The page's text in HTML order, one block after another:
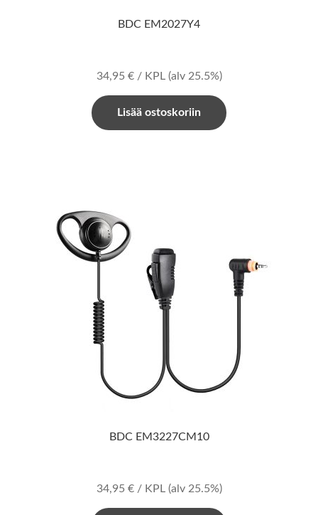
BDC EM2027Y4
34,95 €/ KPL (alv 25.5%)
Lisää ostoskoriin
BDC EM3227CM10
34,95 €/ KPL (alv 25.5%)